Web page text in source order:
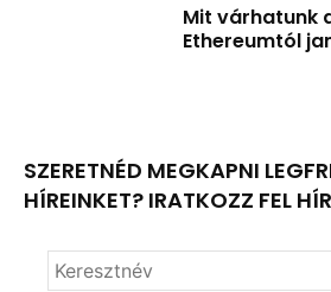
Mit várhatunk
Ethereumtól
SZERETNÉD MEGKAPNI
HÍREINKET? IRATKOZZ FEL